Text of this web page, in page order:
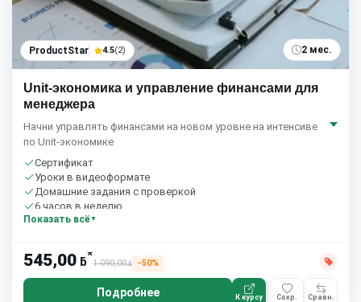
ProductStar 4.5(2) 2 мес.
Unit-экономика и управление финансами для
менеджера
Начни управлять финансами на новом уровне на интенсиве
по Unit-экономике
Сертификат
Уроки в видеоформате
Домашние задания с проверкой
6 часов в неделю
Показать всё
545,00 ƃ*
1 090,00ƃ −50%
Подробнее К курсу Сохр. Сравн.